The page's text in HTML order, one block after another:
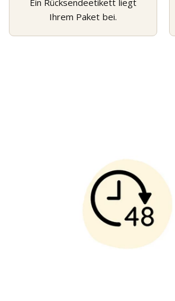
Ihrem Paket bei.